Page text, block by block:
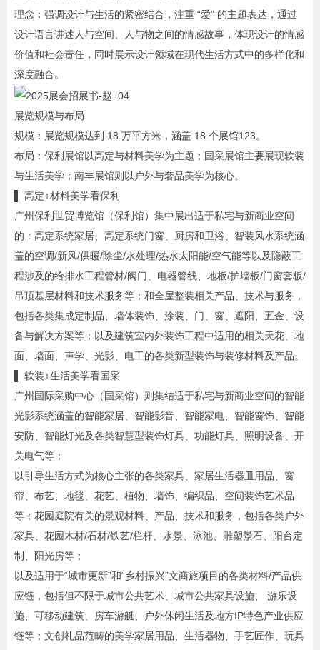
理念：强调设计与生活的紧密结合，注重 “爱” 的主题表达，通过
设计语言讲述人与空间、人与物之间的情感故事，体现设计的情感
价值和社会责任，同时展示设计领域在现代生活方式中的多样化和
深度融合。
展览规模与布局
规模：展览规模达到 18 万平方米，涵盖 18 个展馆123。
布局：保利展馆以高定与材料美学为主题；国采展馆主要展现软装
与生活美学；南丰展馆则以户外与奢品美学为核心。
▌ 高定+材料美学看保利
广州保利世贸博览馆（保利馆）集中展出适于私宅与新商业空间
的：高定系统家居、高定系统门窗、厨房和卫浴、智装风水系统涵
盖的空调/新风/供暖/除尘/水处理/热水太阳能/空气能等以及隐蔽工
程涉及的给排水工程管材/阀门、电器管线、地板/护墙板/门窗套板/
吊顶基层材料和技术服务等；和全屋整装相关产品、技术与服务，
包括各类集成定制品、墙体装饰、涂装、门、窗、遮阳、五金、设
备与解决方案等；以及建筑室内外装饰工程中适用的相关天花、地
面、墙面、声学、光影、电工的各类新型装饰与装修材料及产品。
▌ 软装+生活美学看国采
广州国际采购中心（国采馆）则集结适于私宅与新商业空间的智能
光影系统涵盖的智能家居、智能影音、智能家电、智能窗饰、智能
安防、智能灯光及各类智慧型装饰灯具、功能灯具、照明设备、开
关电气等；
以引导生活方式为核心主张的各类家具、家居生活器皿用品、窗
帘、布艺、地毯、花艺、植物、墙饰、编织品、空间装饰艺术品
等；花园庭院有关的景观材料、产品、技术和服务，包括各类户外
家具、花园木材/石材/铁艺/栏杆、水景、泳池、雕塑景石、阳台定
制、阳光房等；
以及适用于“城市更新”和“乡村振兴”文商旅项目的各类材料/产品供
应链，包括但不限于城市公共艺术、城市公共家具设施、 游乐设
施、可移动建筑、房车游艇、户外休闲生活及地方IP特色产业供应
链等；文创礼品范畴的美学家居用品、生活器物、手艺匠作、玩具